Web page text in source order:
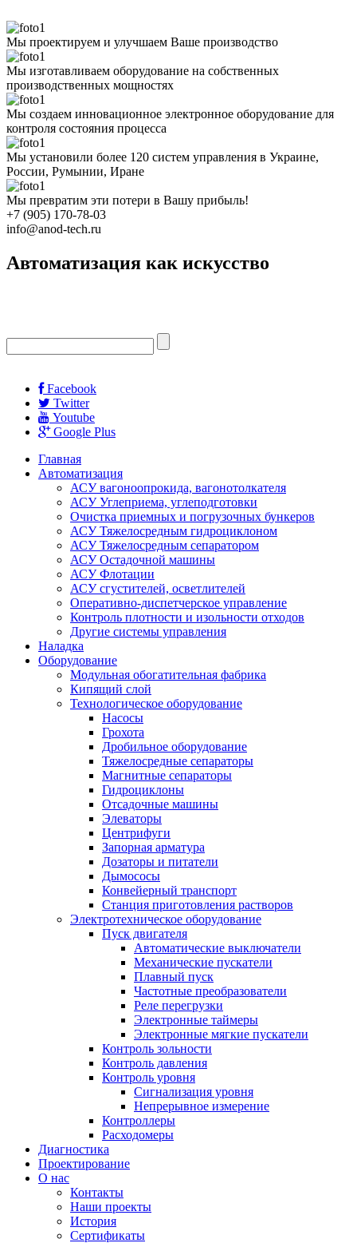
Мы проектируем и улучшаем Ваше производство
Мы изготавливаем оборудование на собственных
производственных мощностях
Мы создаем инновационное электронное оборудование для
контроля состояния процесса
Мы установили более 120 систем управления в Украине,
России, Румынии, Иране
Мы превратим эти потери в Вашу прибыль!
+7 (905) 170-78-03
info@anod-tech.ru
Автоматизация как искусство
Facebook
Twitter
Youtube
Google Plus
Главная
Автоматизация
АСУ вагоноопрокида, вагонотолкателя
АСУ Углеприема, углеподготовки
Очистка приемных и погрузочных бункеров
АСУ Тяжелосредным гидроциклоном
АСУ Тяжелосредным сепаратором
АСУ Остадочной машины
АСУ Флотации
АСУ сгустителей, осветлителей
Оперативно-диспетчерское управление
Контроль плотности и изольности отходов
Другие системы управления
Наладка
Оборудование
Модульная обогатительная фабрика
Кипящий слой
Технологическое оборудование
Насoсы
Грохота
Дробильное оборудование
Тяжелосредные сепараторы
Магнитные сепараторы
Гидроциклоны
Отсадочные машины
Элеваторы
Центрифуги
Запорная арматура
Дозаторы и питатели
Дымососы
Конвейерный транспорт
Станция приготовления растворов
Электротехническое оборудование
Пуск двигателя
Автоматические выключатели
Механические пускатели
Плавный пуск
Частотные преобразователи
Реле перегрузки
Электронные таймеры
Электронные мягкие пускатели
Контроль зольности
Контроль давления
Контроль уровня
Сигнализация уровня
Непрерывное измерение
Контроллеры
Расходомеры
Диагностика
Проектирование
О нас
Контакты
Наши проекты
История
Сертификаты